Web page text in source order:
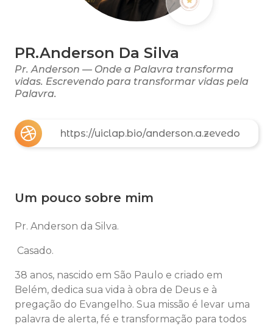
PR.Anderson Da Silva
Pr. Anderson — Onde a Palavra transforma
vidas. Escrevendo para transformar vidas pela
Palavra.
https://uiclap.bio/anderson.a.zevedo
Um pouco sobre mim
Pr. Anderson da Silva.
Casado.
38 anos, nascido em São Paulo e criado em
Belém, dedica sua vida à obra de Deus e à
pregação do Evangelho. Sua missão é levar uma
palavra de alerta, fé e transformação para todos